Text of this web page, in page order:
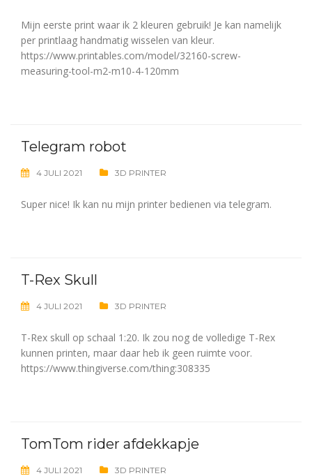
Mijn eerste print waar ik 2 kleuren gebruik! Je kan namelijk
per printlaag handmatig wisselen van kleur.
https://www.printables.com/model/32160-screw-
measuring-tool-m2-m10-4-120mm
Telegram robot
4 JULI 2021 3D PRINTER
Super nice! Ik kan nu mijn printer bedienen via telegram.
T-Rex Skull
4 JULI 2021 3D PRINTER
T-Rex skull op schaal 1:20. Ik zou nog de volledige T-Rex
kunnen printen, maar daar heb ik geen ruimte voor.
https://www.thingiverse.com/thing:308335
TomTom rider afdekkapje
4 JULI 2021 3D PRINTER